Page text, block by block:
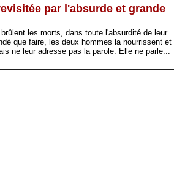
par l'absurde et grande
les morts, dans toute l'absurdité de leur
que faire, les deux hommes la nourrissent et
ne leur adresse pas la parole. Elle ne parle...